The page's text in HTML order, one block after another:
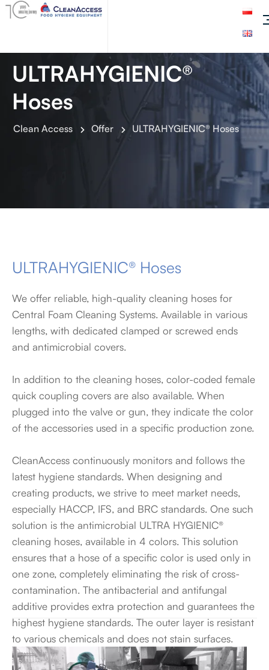
ULTRAHYGIENIC®
Hoses
Clean Access Offer ULTRAHYGIENIC® Hoses
ULTRAHYGIENIC® Hoses
We offer reliable, high-quality cleaning hoses for
Central Foam Cleaning Systems. Available in various
lengths, with dedicated clamped or screwed ends
and antimicrobial covers.
In addition to the cleaning hoses, color-coded female
quick coupling covers are also available. When
plugged into the valve or gun, they indicate the color
of the accessories used in a specific production zone.
CleanAccess continuously monitors and follows the
latest hygiene standards. When designing and
creating products, we strive to meet market needs,
especially HACCP, IFS, and BRC standards. One such
solution is the antimicrobial ULTRA HYGIENIC®
cleaning hoses, available in 4 colors. This solution
ensures that a hose of a specific color is used only in
one zone, completely eliminating the risk of cross-
contamination. The antibacterial and antifungal
additive provides extra protection and guarantees the
highest hygiene standards. The outer layer is resistant
to various chemicals and does not stain surfaces.